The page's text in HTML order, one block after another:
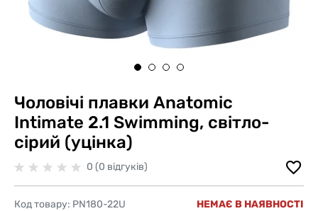
Чоловічі плавки Anatomic
Intimate 2.1 Swimming, світло-
сірий (уцінка)
0 (0 відгуків)
Код товару: PN180-22U НЕМАЄ В НАЯВНОСТІ